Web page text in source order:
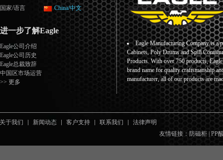
国家/语言 China/中文
进一步了解Eagle
Eagle公司介绍
Eagle公司历史
Eagle总裁致辞
中国区市场运营
>> 更多
Eagle Manufacturing Company is a
Cabinets, Poly Drums and Spill
Products. With over 750 products,
brand name for quality craftsmanship
manufacturer, all of our products are
关于我们 新闻动态 客户支持 联系我们
法律声明
友情链接： 防磁柜 PP